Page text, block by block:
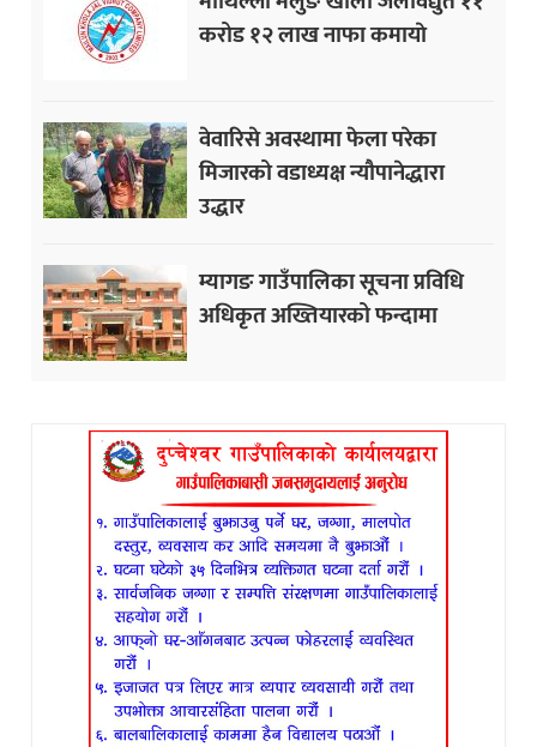
करोड १२ लाख नाफा कमायाे
वेवारिसे अवस्थामा फेला परेका
मिजारको वडाध्यक्ष न्यौपानेद्धारा
उद्धार
म्यागङ गाउँपालिका सूचना प्रविधि
अधिकृत अख्तियारको फन्दामा